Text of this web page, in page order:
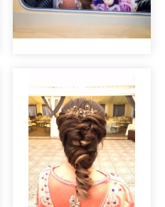
Maquillaje de
novia